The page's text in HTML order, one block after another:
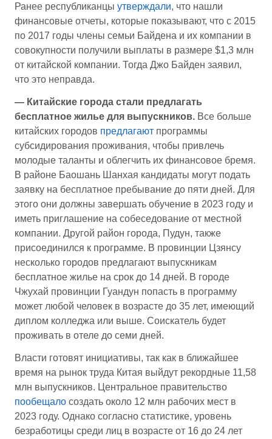
Ранее республиканцы утверждали, что нашли
финансовые отчеты, которые показывают, что с 2015
по 2017 годы члены семьи Байдена и их компании в
совокупности получили выплаты в размере $1,3 млн
от китайской компании. Тогда Джо Байден заявил,
что это неправда.
— Китайские города стали предлагать
бесплатное жилье для выпускников. Все больше
китайских городов предлагают программы
субсидирования проживания, чтобы привлечь
молодые таланты и облегчить их финансовое бремя.
В районе Баошань Шанхая кандидаты могут подать
заявку на бесплатное пребывание до пяти дней. Для
этого они должны завершать обучение в 2023 году и
иметь приглашение на собеседование от местной
компании. Другой район города, Пудун, также
присоединился к программе. В провинции Цзянсу
несколько городов предлагают выпускникам
бесплатное жилье на срок до 14 дней. В городе
Чжухай провинции Гуандун попасть в программу
может любой человек в возрасте до 35 лет, имеющий
диплом колледжа или выше. Соискатель будет
проживать в отеле до семи дней.
Власти готовят инициативы, так как в ближайшее
время на рынок труда Китая выйдут рекордные 11,58
млн выпускников. Центральное правительство
пообещало создать около 12 млн рабочих мест в
2023 году. Однако согласно статистике, уровень
безработицы среди лиц в возрасте от 16 до 24 лет